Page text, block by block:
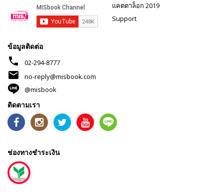
แคตตาล็อก 2019
Support
ข้อมูลติดต่อ
phone 02-294-8777
mail
no-reply@misbook.com
@misbook
ติดตามเรา
ช่องทางชำระเงิน